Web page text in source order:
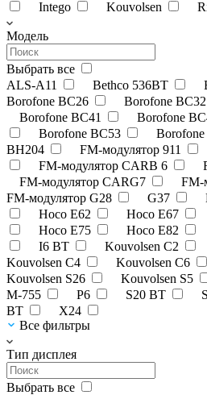
Intego
Kouvolsen
Модель
Выбрать все
ALS-A11
Bethco 536BT
Borofone BC26
Borofone BC32
Borofone BC41
Borofone
Borofone BC53
Borofone
BH204
FM-модулятор 911
FM-модулятор CARB 6
FM-модулятор CARG7
FM-
FM-модулятор G28
G37
Hoco E62
Hoco E67
Hoco E75
Hoco E82
I6 BT
Kouvolsen C2
Kouvolsen C4
Kouvolsen C6
Kouvolsen S26
Kouvolsen S5
M-755
P6 S20 BT
BT
X24
Все фильтры
Тип дисплея
Выбрать все